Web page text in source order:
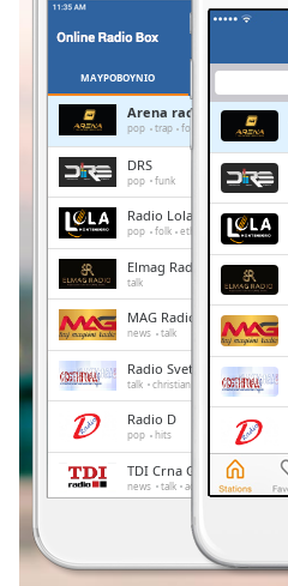
currently
behind
LIVE
Remaining
Time-
Playback
Chapters
Chapters
Descriptions
descriptions
,
selected
subtitles
settings,
ΜΑΥΡΟΒΟΎΝΙΟ
Arena radio
pop trap folk
DRS
pop funk
Radio Lola
pop folk ethnic
Elmag Radio
talk
MAG Radio
news talk
Radio Svetigora
talk christian religious
Radio D
pop hits
TDI Crna Gora
news talk adult contemporary
Radio Elita
politics